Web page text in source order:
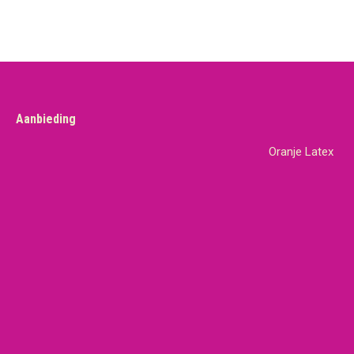
Aanbieding
Oranje Latex